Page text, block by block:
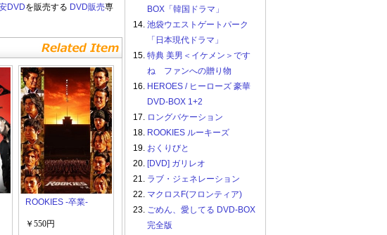
DVDを販売する DVD販売専
ROOKIES -卒業-
￥550円
BOX「韓国ドラマ」
14. 池袋ウエストゲートパーク
「日本現代ドラマ」
15. 特典 美男＜イケメン＞です
ね ファンへの贈り物
16. HEROES / ヒーローズ 豪華
DVD-BOX 1+2
17. ロングバケーション
18. ROOKIES ルーキーズ
19. おくりびと
20. [DVD] ガリレオ
21. ラブ・ジェネレーション
22. マクロスF(フロンティア)
23. ごめん、愛してる DVD-BOX
完全版